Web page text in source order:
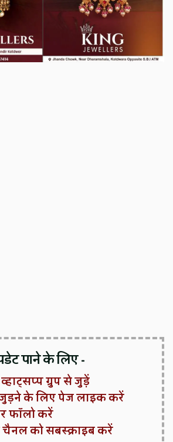
पाने के लिए -
ग्रुप से जुड़ें
के लिए पेज लाइक करें
फॉलो करें
को सबस्क्राइब करें